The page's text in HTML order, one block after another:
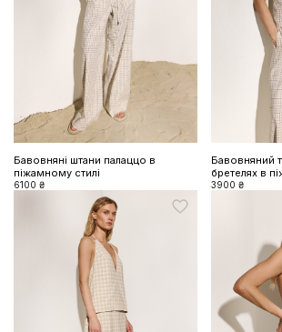
Бавовняні штани палаццо в
піжамному стилі
6100 ₴
Бавовняний
бретелях в
3900 ₴